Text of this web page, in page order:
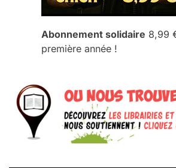
Abonnement solidaire 8,99
première année !